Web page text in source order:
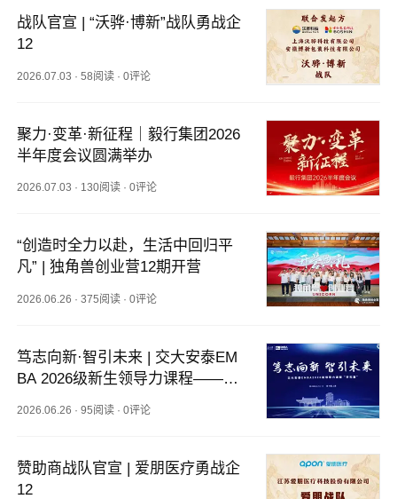
战队官宣 | “沃骅·博新”战队勇战企
12
2026.07.03 ·58阅读 ·0评论
聚力·变革·新征程｜毅行集团2026
半年度会议圆满举办
2026.07.03 · 130阅读 ·0评论
“创造时全力以赴，生活中回归平
凡” | 独角兽创业营12期开营
2026.06.26 ·375阅读 ·0评论
笃志向新·智引未来 | 交大安泰EM
BA 2026级新生领导力课程——开
2026.06.26 ·95阅读 ·0评论
赞助商战队官宣 | 爱朋医疗勇战企
12